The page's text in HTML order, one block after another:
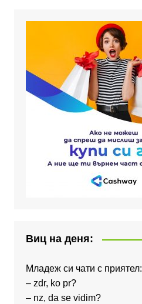
Виц на деня:
Младеж си чати с приятел:
– zdr, ko pr?
– nz, da se vidim?